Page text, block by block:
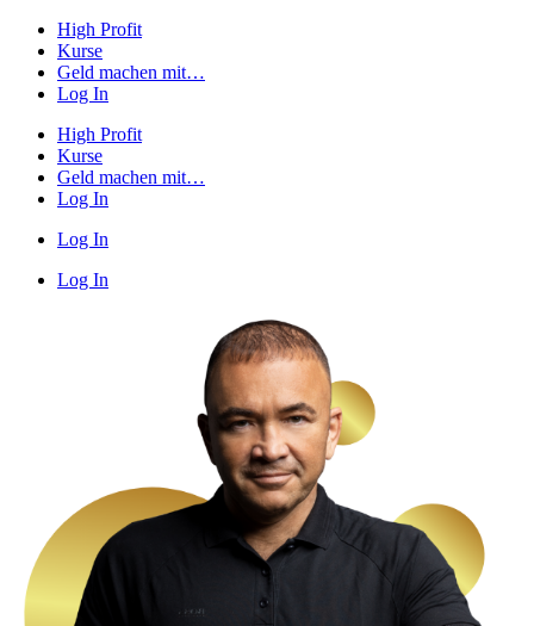
High Profit
Kurse
Geld machen mit…
Log In
High Profit
Kurse
Geld machen mit…
Log In
Log In
Log In